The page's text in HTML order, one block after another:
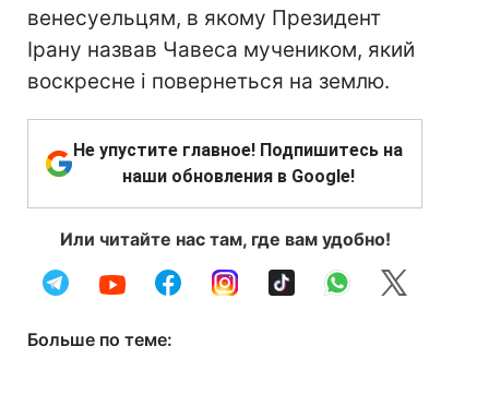
венесуельцям, в якому Президент
Ірану назвав Чавеса мучеником, який
воскресне і повернеться на землю.
Не упустите главное! Подпишитесь на
наши обновления в Google!
Или читайте нас там, где вам удобно!
Больше по теме: